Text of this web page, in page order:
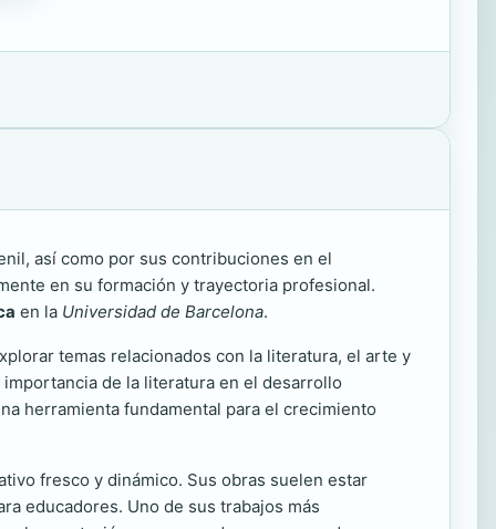
así como por sus contribuciones en el
en su formación y trayectoria profesional.
en la Universidad de Barcelona.
temas relacionados con la literatura, el arte y
de la literatura en el desarrollo
herramienta fundamental para el crecimiento
fresco y dinámico. Sus obras suelen estar
educadores. Uno de sus trabajos más